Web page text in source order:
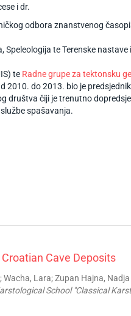
i dr.
odbora znanstvenog
te Terenske
te Radne grupe za tektonsku
2010. do 2013. bio je
društva čiji je trenutno
spašavanja.
Cave Deposits
Wacha, Lara; Zupan Hajna, Nadja
School "Classical